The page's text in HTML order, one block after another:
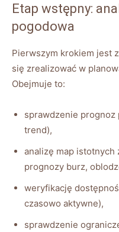
Etap wstępny:
pogodowa
Pierwszym krokiem jest
się zrealizować w
Obejmuje to:
sprawdzenie prognoz
trend),
analizę map istotnych
prognozy burz,
weryfikację
czasowo aktywne),
sprawdzenie